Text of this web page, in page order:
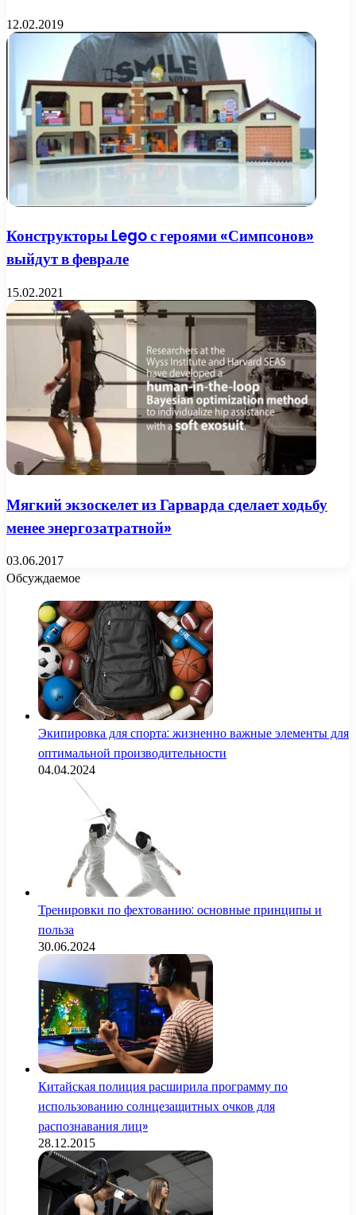
12.02.2019
Конструкторы Lego с героями «Симпсонов»
выйдут в феврале
15.02.2021
Мягкий экзоскелет из Гарварда сделает ходьбу
менее энергозатратной»
03.06.2017
Обсуждаемое
Экипировка для спорта: жизненно важные элементы для
оптимальной производительности
04.04.2024
Тренировки по фехтованию: основные принципы и
польза
30.06.2024
Китайская полиция расширила программу по
использованию солнцезащитных очков для
распознавания лиц»
28.12.2015